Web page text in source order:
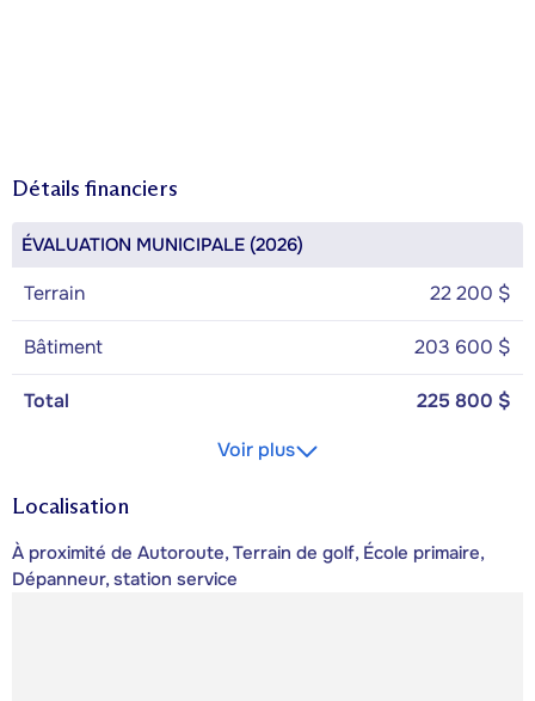
Détails financiers
ÉVALUATION MUNICIPALE (2026)
Terrain 22 200 $
Bâtiment 203 600 $
Total
225 800 $
Voir plus
Localisation
À proximité de Autoroute, Terrain de golf, École primaire,
Dépanneur, station service